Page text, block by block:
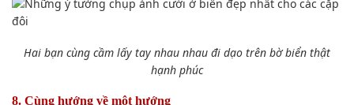
Hai bạn cùng cầm lấy tay nhau nhau đi dạo trên bờ biển thật
hạnh phúc
8. Cùng hướng về một hướng